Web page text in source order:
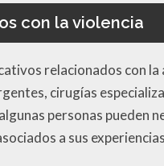
con la violencia
relacionados con la
cirugías
personas pueden
a sus